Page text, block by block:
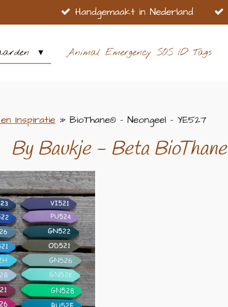
Handgemaakt in Nederland
Animal Emergency SOS ID Tags
Inspiratie » BioThane® - Neongeel - YE527
By Baukje - Beta BioThane